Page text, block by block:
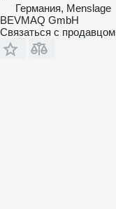
Германия, Menslage
BEVMAQ GmbH
Связаться с продавцом